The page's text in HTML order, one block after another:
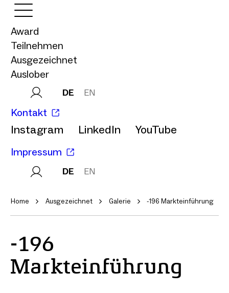
Award
Teilnehmen
Ausgezeichnet
Auslober
DE EN
Kontakt
Instagram LinkedIn YouTube
Impressum
DE EN
Home Ausgezeichnet Galerie -196 Markteinführung
-196
Markteinführung